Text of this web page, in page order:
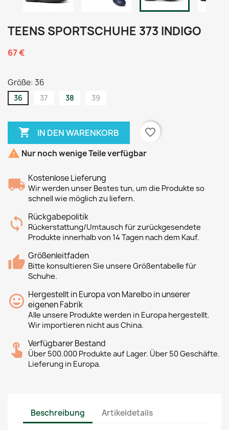
TEENS SPORTSCHUHE 373 INDIGO
67 €
Größe: 36
36 37 38 39
 IN DEN WARENKORB
favorite_border
 Nur noch wenige Teile verfügbar
Kostenlose Lieferung
Wir werden unser Bestes tun, um die Produkte so
schnell wie möglich zu liefern.
Rückgabepolitik
Rückerstattung/Umtausch für zurückgesendete
Produkte innerhalb von 14 Tagen nach dem Kauf.
Größenleitfaden
Bitte konsultieren Sie unsere Größentabelle für
Schuhe.
Hergestellt in Europa von Marelbo in unserer
eigenen Fabrik
Alle unsere Produkte werden in Europa hergestellt.
Wir importieren nicht aus China.
Verfügbarer Bestand
Über 500.000 Produkte auf Lager. Über 50 Geschäfte.
Lieferung in Europa.
Beschreibung Artikeldetails